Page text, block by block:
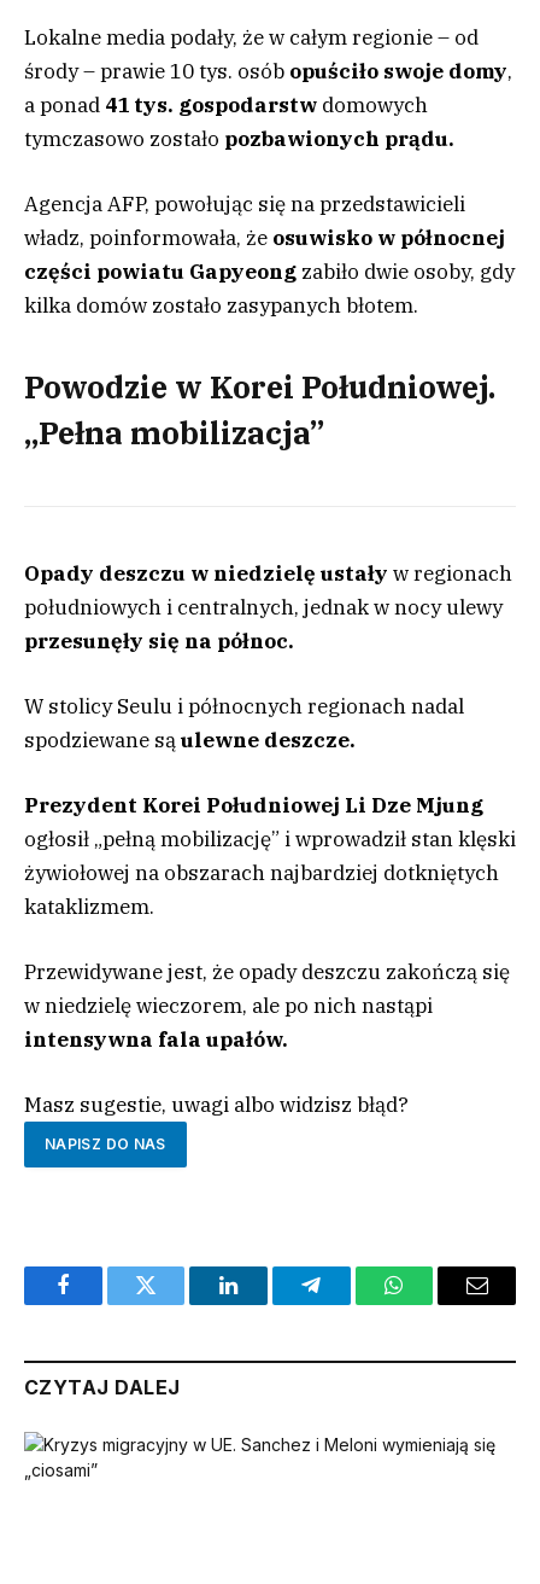
Lokalne media podały, że w całym regionie – od
środy – prawie 10 tys. osób opuściło swoje domy,
a ponad 41 tys. gospodarstw domowych
tymczasowo zostało pozbawionych prądu.
Agencja AFP, powołując się na przedstawicieli
władz, poinformowała, że osuwisko w północnej
części powiatu Gapyeong zabiło dwie osoby, gdy
kilka domów zostało zasypanych błotem.
Powodzie w Korei Południowej.
„Pełna mobilizacja”
Opady deszczu w niedzielę ustały w regionach
południowych i centralnych, jednak w nocy ulewy
przesunęły się na północ.
W stolicy Seulu i północnych regionach nadal
spodziewane sąulewne deszcze.
Prezydent Korei Południowej Li Dze Mjung
ogłosił „pełną mobilizację” i wprowadził stan klęski
żywiołowej na obszarach najbardziej dotkniętych
kataklizmem.
Przewidywane jest, że opady deszczu zakończą się
w niedzielę wieczorem, ale po nich nastąpi
intensywna fala upałów.
Masz sugestie, uwagi albo widzisz błąd?
NAPISZ DO NAS
FacebookTwitter LinkedInTelegramWhatsAppEmail
CZYTAJ DALEJ